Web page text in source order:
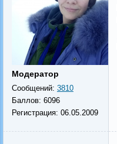
Модератор
Сообщений: 3810
Баллов: 6096
Регистрация: 06.05.2009